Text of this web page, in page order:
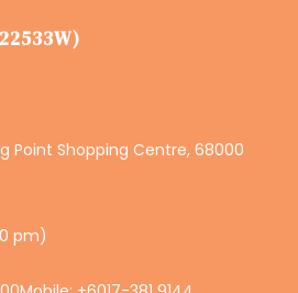
Point Shopping Centre, 68000
pm)